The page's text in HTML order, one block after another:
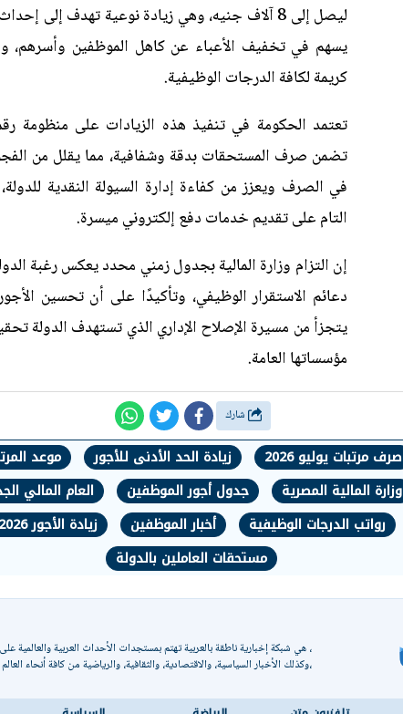
ليصل إلى 8 آلاف جنيه، وهي زيادة نوعية تهدف إلى
يسهم في تخفيف الأعباء عن كاهل الموظفين وأسرهم،
كريمة لكافة الدرجات الوظيفية.
تعتمد الحكومة في تنفيذ هذه الزيادات على منظومة
تضمن صرف المستحقات بدقة وشفافية، مما يقلل من
في الصرف ويعزز من كفاءة إدارة السيولة النقدية
التام على تقديم خدمات دفع إلكتروني ميسرة.
إن التزام وزارة المالية بجدول زمني محدد يعكس رغبة
دعائم الاستقرار الوظيفي، وتأكيدًا على أن تحسين
يتجزأ من مسيرة الإصلاح الإداري الذي تستهدف الدولة
مؤسساتها العامة.
صرف مرتبات يوليو 2026 زيادة الحد الأدنى للأجور
موعد
وزارة المالية المصرية
جدول أجور الموظفين
العام المالي
رواتب الدرجات الوظيفية
أخبار الموظفين
زيادة الأجور 2026
مستحقات العاملين بالدولة
، هي شبكة إخبارية ناطقة بالعربية تهتم بمستجدات الأحداث العربية والعالمية
،وكذلك الأخبار السياسية، والاقتصادية، والثقافية، والرياضية من كافة أنحاء العالم